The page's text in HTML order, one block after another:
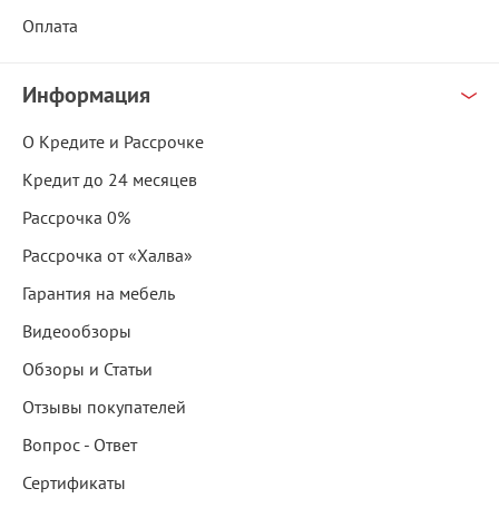
Оплата
Информация
О Кредите и Рассрочке
Кредит до 24 месяцев
Рассрочка 0%
Рассрочка от «Халва»
Гарантия на мебель
Видеообзоры
Обзоры и Статьи
Отзывы покупателей
Вопрос - Ответ
Сертификаты